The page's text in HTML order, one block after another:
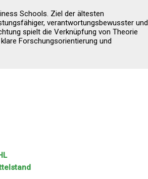
Schools. Ziel der ältesten
verantwortungsbewusster und
spielt die Verknüpfung von Theorie
Forschungsorientierung und